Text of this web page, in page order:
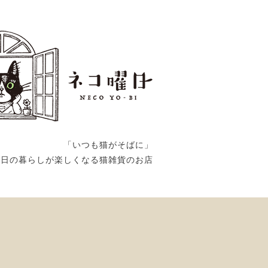
「いつも猫がそばに」
の暮らしが楽しくなる猫雑貨のお店